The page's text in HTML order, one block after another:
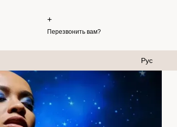
+
Перезвонить вам?
Рус